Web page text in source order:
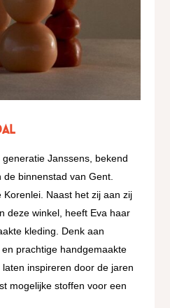
generatie Janssens, bekend
binnenstad van Gent.
Naast het zij aan zij
deze winkel, heeft Eva haar
kleding. Denk aan
prachtige handgemaakte
inspireren door de jaren
mogelijke stoffen voor een